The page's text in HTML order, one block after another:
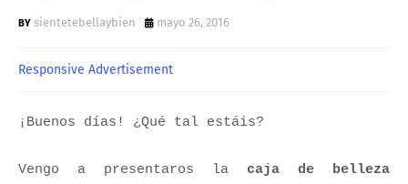
sientetebellaybien mayo 26, 2016
Responsive Advertisement
¡Buenos días! ¿Qué tal estáis?
Vengo a presentaros la caja de belleza